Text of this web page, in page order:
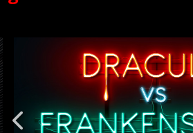
Mark Brandis – Raumkadett, Star
Wars und The Cruise